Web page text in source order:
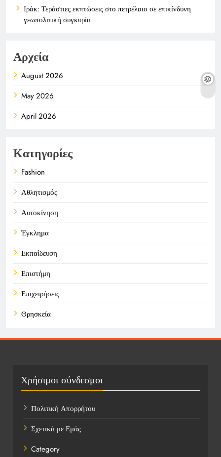
Ιράκ: Τεράστιες εκπτώσεις στο πετρέλαιο σε επικίνδυνη
γεωπολιτική συγκυρία
Αρχεία
August 2026
May 2026
April 2026
Κατηγορίες
Fashion
Αθλητισμός
Αυτοκίνηση
Έγκλημα
Εκπαίδευση
Επιστήμη
Επιχειρήσεις
Θρησκεία
Πολιτική
Τοποθεσίες
Χρήσιμοι σύνδεσμοι
Πολιτική Απορρήτου
Σχετικά με Εμάς
Category